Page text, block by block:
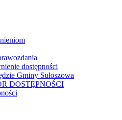
dostępności
Gminy Sułoszowa
DOSTĘPNOŚCI